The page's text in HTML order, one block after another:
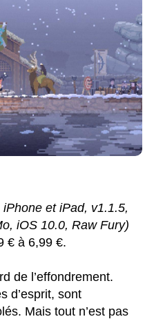
iPhone et iPad, v1.1.5,
iOS 10.0, Raw Fury)
€ à 6,99 €.
de l’effondrement.
d’esprit, sont
Mais tout n’est pas